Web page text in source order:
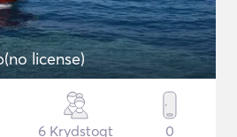
license)
6 Krydstogt 0